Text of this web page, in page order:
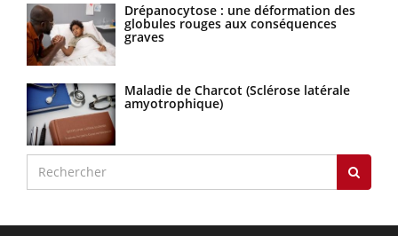
Drépanocytose : une déformation des
globules rouges aux conséquences
graves
Maladie de Charcot (Sclérose latérale
amyotrophique)